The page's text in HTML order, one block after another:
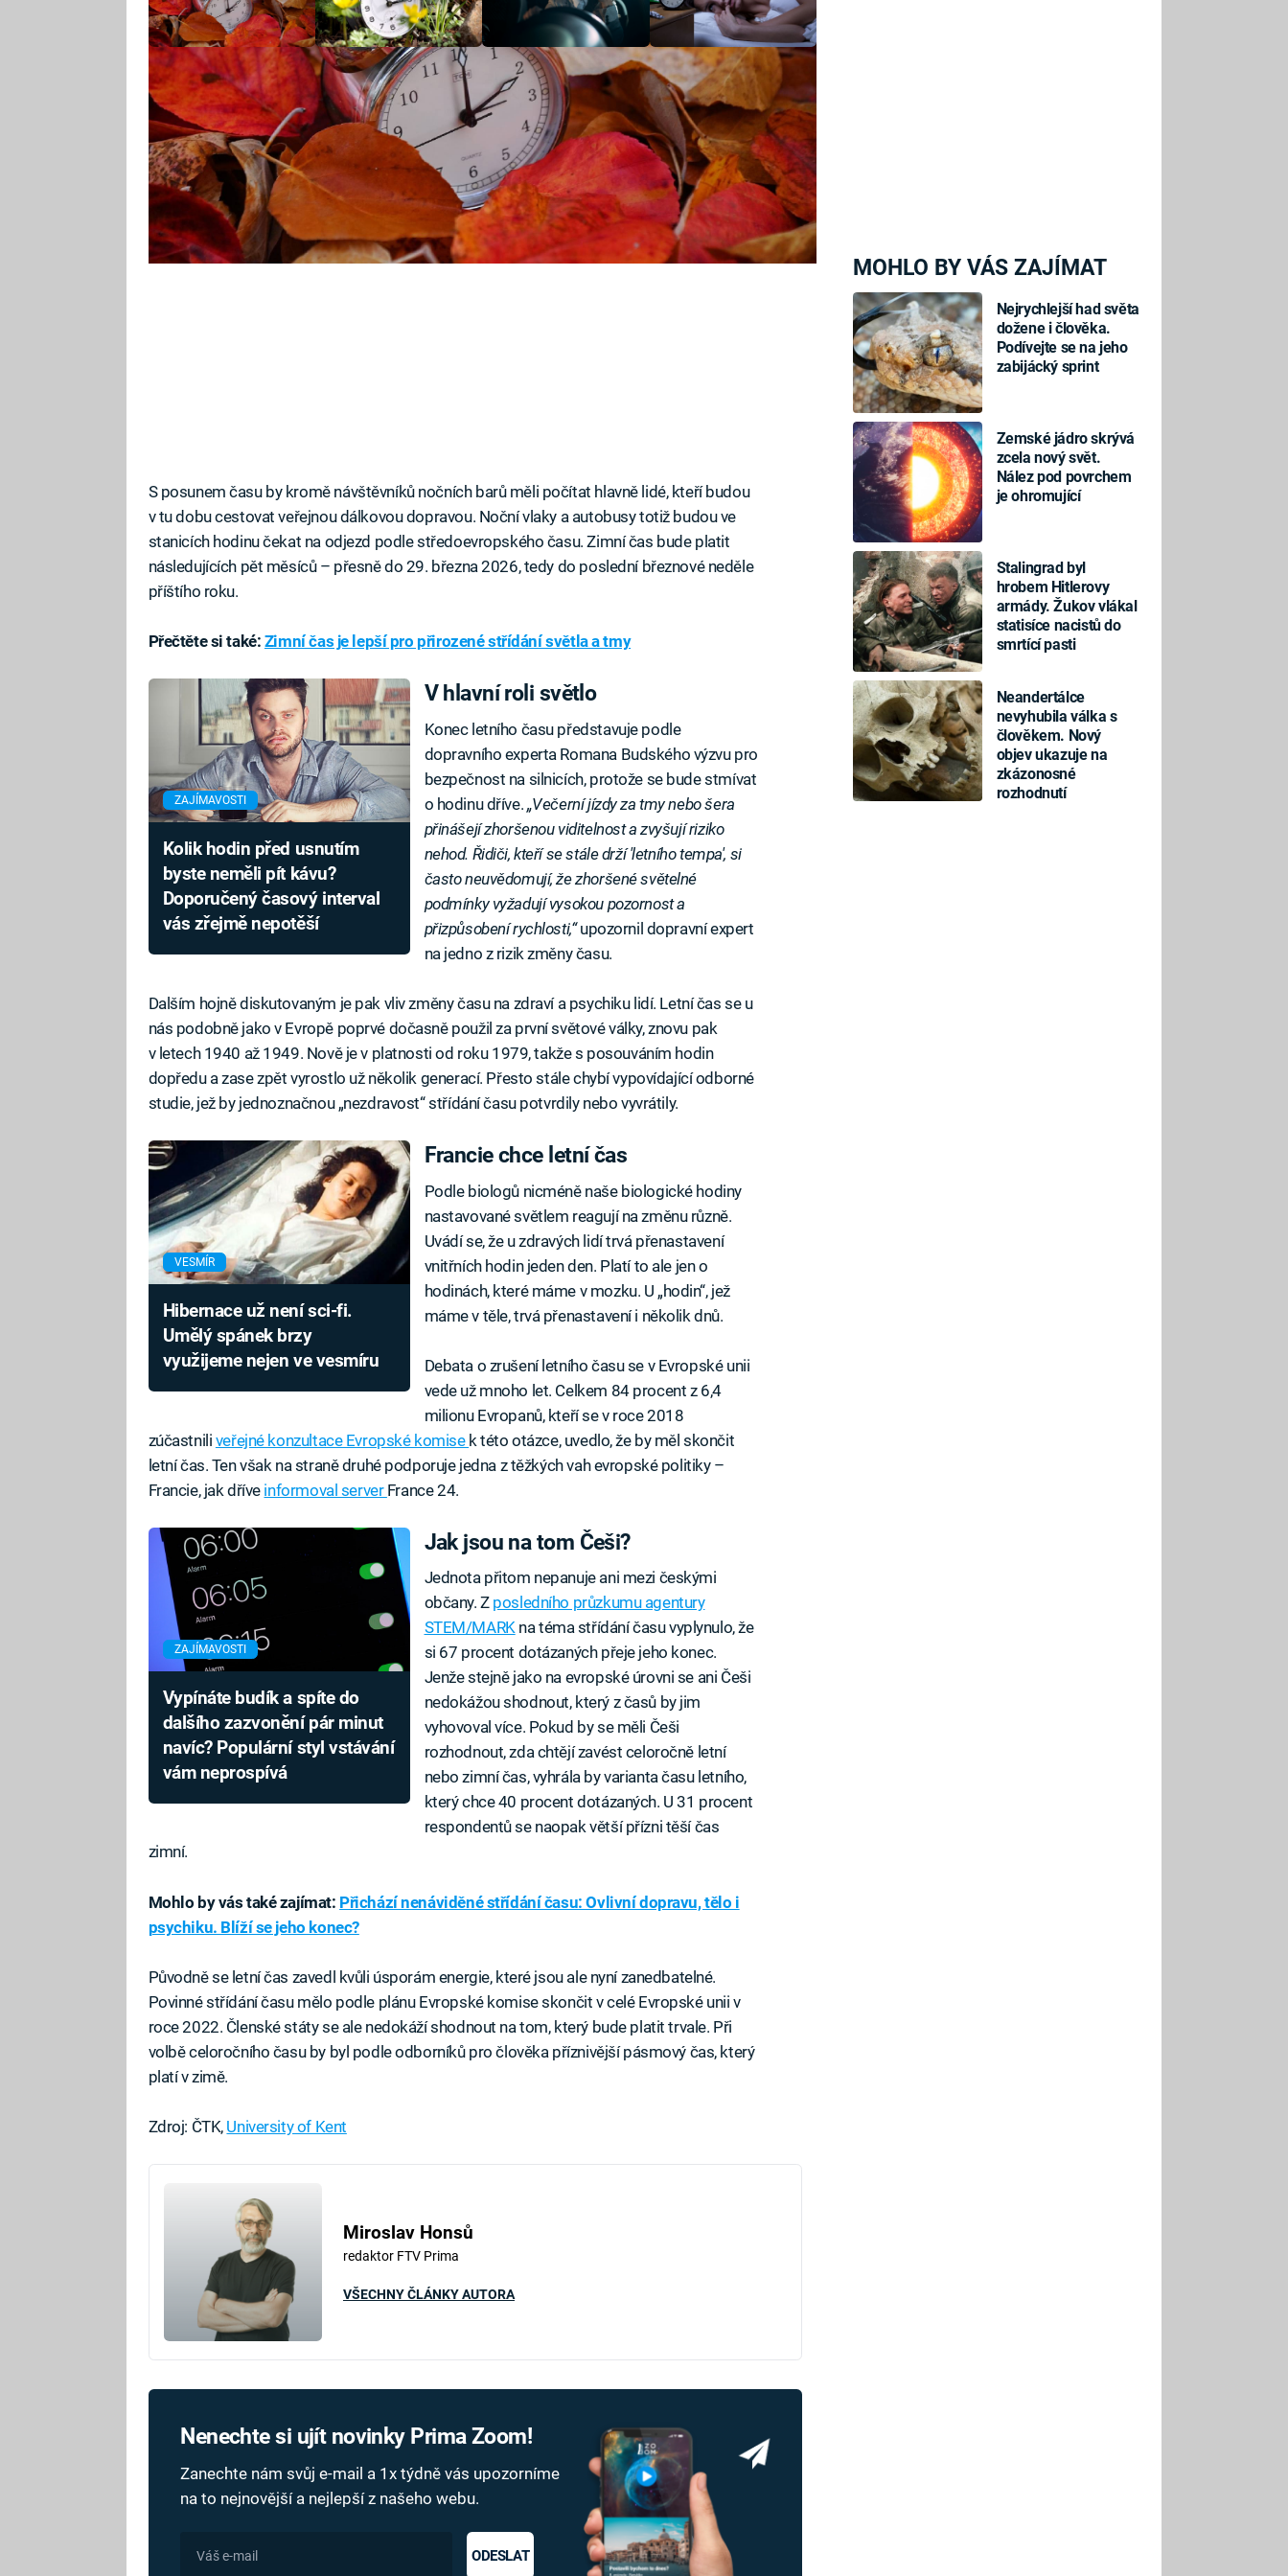
MOHLO BY VÁS ZAJÍMAT
Nejrychlejší had světa
dožene i člověka.
Podívejte se na jeho
zabijácký sprint
Zemské jádro skrývá
zcela nový svět.
Nález pod povrchem
je ohromující
Stalingrad byl
hrobem Hitlerovy
armády. Žukov vlákal
statisíce nacistů do
smrtící pasti
Neandertálce
nevyhubila válka s
člověkem. Nový
objev ukazuje na
zkázonosné
rozhodnutí
V neděli skončí letní čas (SELČ) a začne standardní středoevropský čas
(SEČ), pro který se vžilo označení zimní. Ve 03:00 se hodiny posunou
zpátky na 02:00, noc tak bude o hodinu delší.
S posunem času by kromě návštěvníků nočních barů měli počítat hlavně lidé, kteří budou
v tu dobu cestovat veřejnou dálkovou dopravou. Noční vlaky a autobusy totiž budou ve
stanicích hodinu čekat na odjezd podle středoevropského času. Zimní čas bude platit
následujících pět měsíců – přesně do 29. března 2026, tedy do poslední březnové neděle
příštího roku.
Přečtěte si také: Zimní čas je lepší pro přirozené střídání světla a tmy
ZAJÍMAVOSTI
Kolik hodin před usnutím
byste neměli pít kávu?
Doporučený časový interval
vás zřejmě nepotěší
V hlavní roli světlo
Konec letního času představuje podle
dopravního experta Romana Budského výzvu pro
bezpečnost na silnicích, protože se bude stmívat
o hodinu dříve. „Večerní jízdy za tmy nebo šera
přinášejí zhoršenou viditelnost a zvyšují riziko
nehod. Řidiči, kteří se stále drží 'letního tempa', si
často neuvědomují, že zhoršené světelné
podmínky vyžadují vysokou pozornost a
přizpůsobení rychlosti,“upozornil dopravní expert
na jedno z rizik změny času.
Dalším hojně diskutovaným je pak vliv změny času na zdraví a psychiku lidí. Letní čas se u
nás podobně jako v Evropě poprvé dočasně použil za první světové války, znovu pak
v letech 1940 až 1949. Nově je v platnosti od roku 1979, takže s posouváním hodin
dopředu a zase zpět vyrostlo už několik generací. Přesto stále chybí vypovídající odborné
studie, jež by jednoznačnou „nezdravost“ střídání času potvrdily nebo vyvrátily.
VESMÍR
Hibernace už není sci-fi.
Umělý spánek brzy
využijeme nejen ve vesmíru
Francie chce letní čas
Podle biologů nicméně naše biologické hodiny
nastavované světlem reagují na změnu různě.
Uvádí se, že u zdravých lidí trvá přenastavení
vnitřních hodin jeden den. Platí to ale jen o
hodinách, které máme v mozku. U „hodin“, jež
máme v těle, trvá přenastavení i několik dnů.
Debata o zrušení letního času se v Evropské unii
vede už mnoho let. Celkem 84 procent z 6,4
milionu Evropanů, kteří se v roce 2018
zúčastnili veřejné konzultace Evropské komise k této otázce, uvedlo, že by měl skončit
letní čas. Ten však na straně druhé podporuje jedna z těžkých vah evropské politiky –
Francie, jak dříve informoval server France 24.
ZAJÍMAVOSTI
Vypínáte budík a spíte do
dalšího zazvonění pár minut
navíc? Populární styl vstávání
vám neprospívá
Jak jsou na tom Češi?
Jednota přitom nepanuje ani mezi českými
občany. Z posledního průzkumu agentury
STEM/MARKna téma střídání času vyplynulo, že
si 67 procent dotázaných přeje jeho konec.
Jenže stejně jako na evropské úrovni se ani Češi
nedokážou shodnout, který z časů by jim
vyhovoval více. Pokud by se měli Češi
rozhodnout, zda chtějí zavést celoročně letní
nebo zimní čas, vyhrála by varianta času letního,
který chce 40 procent dotázaných. U 31 procent
respondentů se naopak větší přízni těší čas
zimní.
Mohlo by vás také zajímat: Přichází nenáviděné střídání času: Ovlivní dopravu, tělo i
psychiku. Blíží se jeho konec?
Původně se letní čas zavedl kvůli úsporám energie, které jsou ale nyní zanedbatelné.
Povinné střídání času mělo podle plánu Evropské komise skončit v celé Evropské unii v
roce 2022. Členské státy se ale nedokáží shodnout na tom, který bude platit trvale. Při
volbě celoročního času by byl podle odborníků pro člověka příznivější pásmový čas, který
platí v zimě.
Zdroj: ČTK, University of Kent
Miroslav Honsů
redaktor FTV Prima
VŠECHNY ČLÁNKY AUTORA
Nenechte si ujít novinky Prima Zoom!
Zanechte nám svůj e-mail a 1x týdně vás upozorníme
na to nejnovější a nejlepší z našeho webu.
ODESLAT